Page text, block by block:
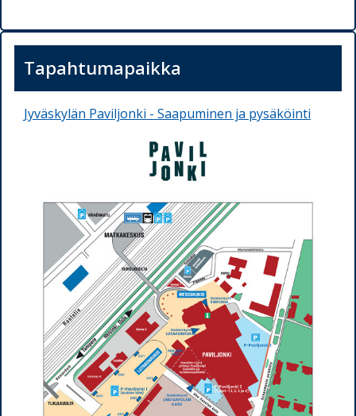
Tapahtumapaikka
Jyväskylän Paviljonki - Saapuminen ja pysäköinti